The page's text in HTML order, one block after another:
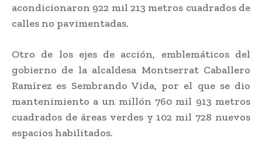
acondicionaron 922 mil 213 metros cuadrados de
calles no pavimentadas.
Otro de los ejes de acción, emblemáticos del
gobierno de la alcaldesa Montserrat Caballero
Ramírez es Sembrando Vida, por el que se dio
mantenimiento a un millón 760 mil 913 metros
cuadrados de áreas verdes y 102 mil 728 nuevos
espacios habilitados.